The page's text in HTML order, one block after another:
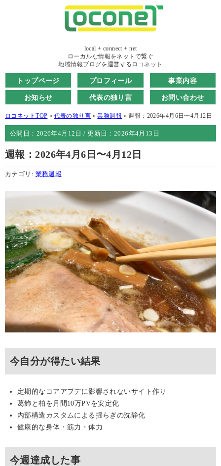
local + connect + net
ローカルな情報をネットで繋ぐ
地域情報ブログを運営するロコネット
トップページ プロフィール 事業内容
お知らせ 代表の独り言 お問い合わせ
ロコネットTOP » 代表の独り言 » 業務週報 »週報：2026年4月6日〜4月12日
公開日： 2026年4月12日 / 更新日： 2026年4月13日
週報：2026年4月6日〜4月12日
カテゴリ: 業務週報
今自分が得たい結果
定期的なコアアプデに影響されないサイト作り
葛飾と柏を月間10万PVを安定化
内部構造カスタムによる揺らぎの沈静化
健康的な身体・筋力・体力
今週達成した事